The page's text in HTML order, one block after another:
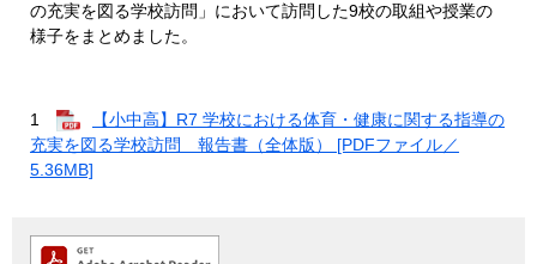
の充実を図る学校訪問」において訪問した9校の取組や授業の
様子をまとめました。
1
【小中高】R7 学校における体育・健康に関する指導の
充実を図る学校訪問 報告書（全体版） [PDFファイル／
5.36MB]